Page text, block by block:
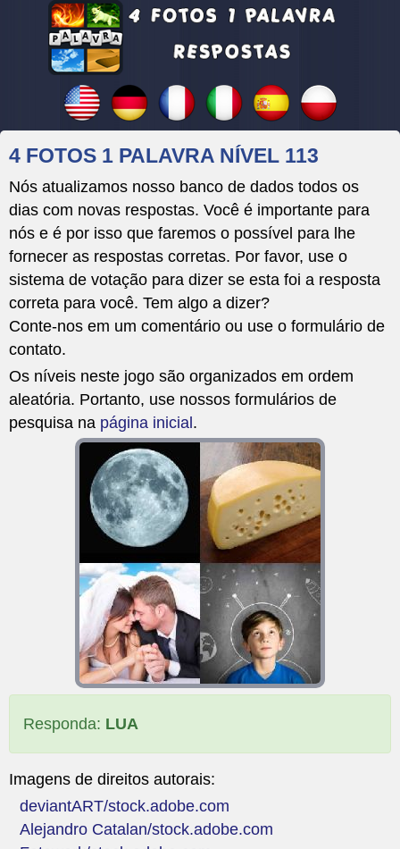
4 FOTOS 1 PALAVRA NÍVEL 113
Nós atualizamos nosso banco de dados todos os
dias com novas respostas. Você é importante para
nós e é por isso que faremos o possível para lhe
fornecer as respostas corretas. Por favor, use o
sistema de votação para dizer se esta foi a resposta
correta para você. Tem algo a dizer?
Conte-nos em um comentário ou use o formulário de
contato.
Os níveis neste jogo são organizados em ordem
aleatória. Portanto, use nossos formulários de
pesquisa na página inicial.
Responda: LUA
Imagens de direitos autorais:
deviantART/stock.adobe.com
Alejandro Catalan/stock.adobe.com